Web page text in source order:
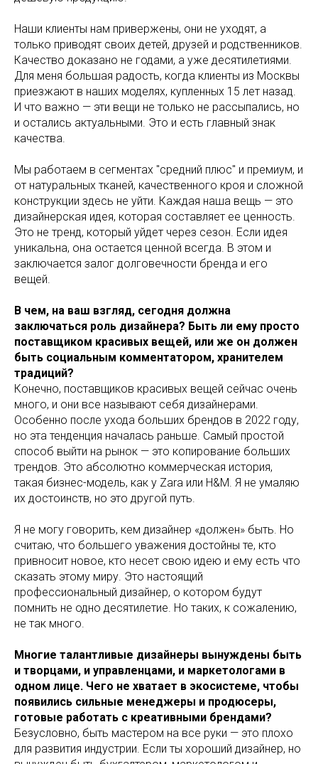
Наши клиенты нам привержены, они не уходят, а
только приводят своих детей, друзей и родственников.
Качество доказано не годами, а уже десятилетиями.
Для меня большая радость, когда клиенты из Москвы
приезжают в наших моделях, купленных 15 лет назад.
И что важно — эти вещи не только не рассыпались, но
и остались актуальными. Это и есть главный знак
качества.
Мы работаем в сегментах "средний плюс" и премиум, и
от натуральных тканей, качественного кроя и сложной
конструкции здесь не уйти. Каждая наша вещь — это
дизайнерская идея, которая составляет ее ценность.
Это не тренд, который уйдет через сезон. Если идея
уникальна, она остается ценной всегда. В этом и
заключается залог долговечности бренда и его
вещей.
В чем, на ваш взгляд, сегодня должна
заключаться роль дизайнера? Быть ли ему просто
поставщиком красивых вещей, или же он должен
быть социальным комментатором, хранителем
традиций?
Конечно, поставщиков красивых вещей сейчас очень
много, и они все называют себя дизайнерами.
Особенно после ухода больших брендов в 2022 году,
но эта тенденция началась раньше. Самый простой
способ выйти на рынок — это копирование больших
трендов. Это абсолютно коммерческая история,
такая бизнес-модель, как у Zara или H&M. Я не умаляю
их достоинств, но это другой путь.
Я не могу говорить, кем дизайнер «должен» быть. Но
считаю, что большего уважения достойны те, кто
привносит новое, кто несет свою идею и ему есть что
сказать этому миру. Это настоящий
профессиональный дизайнер, о котором будут
помнить не одно десятилетие. Но таких, к сожалению,
не так много.
Многие талантливые дизайнеры вынуждены быть
и творцами, и управленцами, и маркетологами в
одном лице. Чего не хватает в экосистеме, чтобы
появились сильные менеджеры и продюсеры,
готовые работать с креативными брендами?
Безусловно, быть мастером на все руки — это плохо
для развития индустрии. Если ты хороший дизайнер, но